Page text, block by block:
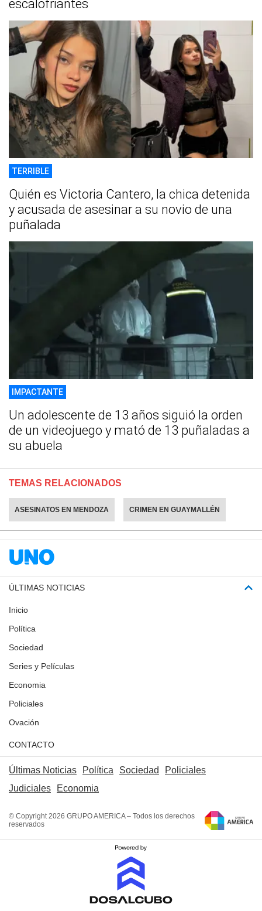
escalofriantes
TERRIBLE
Quién es Victoria Cantero, la chica detenida
y acusada de asesinar a su novio de una
puñalada
IMPACTANTE
Un adolescente de 13 años siguió la orden
de un videojuego y mató de 13 puñaladas a
su abuela
TEMAS RELACIONADOS
ASESINATOS EN MENDOZA CRIMEN EN GUAYMALLÉN
ÚLTIMAS NOTICIAS
Inicio
Política
Sociedad
Series y Películas
Economia
Policiales
Ovación
CONTACTO
Últimas Noticias Política Sociedad
Policiales
Judiciales
Economia
© Copyright 2026 GRUPO AMERICA – Todos los derechos
reservados